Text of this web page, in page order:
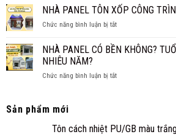
THỐNG?
GIA
NHỎ
NHANH
NGHI
XPS
CÁCH
ÂM
SÀN,
NHÀ PANEL TÔN XỐP CÔNG
Chức năng bình luận bị tắtở
PANEL
TÔN
CÔNG
CÀ
NHÀ PANEL CÓ BỀN KHÔNG?
NHIÊU NĂM?
Chức năng bình luận bị tắtở
KHÔNG?
Sản phẩm mới
Tôn cách nhiệt PU/GB màu